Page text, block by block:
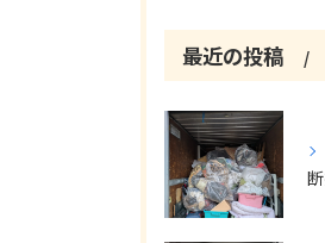
最近の投稿